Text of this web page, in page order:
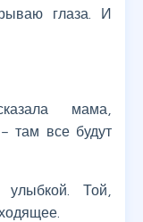
глаза. И
мама,
там все будут
Той,